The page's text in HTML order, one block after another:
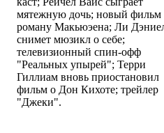
мятежную дочь; новый фильм
роману Макьюэена; Ли
снимет мюзикл о себе;
телевизионный спин-офф
"Реальных упырей"; Терри
Гиллиам вновь приостановил
фильм о Дон Кихоте; трейлер
"Джеки".